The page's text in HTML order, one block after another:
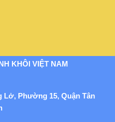
KHÔI VIỆT NAM
Phường 15, Quận Tân